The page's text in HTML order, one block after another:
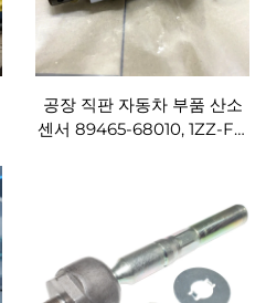
공장 직판 자동차 부품 산소
센서 89465-68010, 1ZZ-FE,